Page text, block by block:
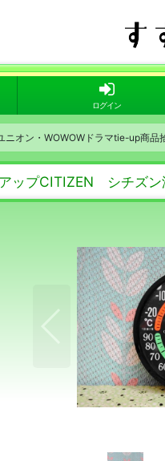
ログイン
ニオン・WOWOWドラマtie-up
アップCITIZEN シ